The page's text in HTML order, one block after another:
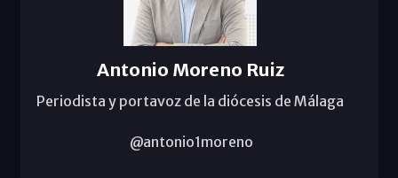
Antonio Moreno Ruiz
Periodista y portavoz de la diócesis de Málaga
@antonio1moreno